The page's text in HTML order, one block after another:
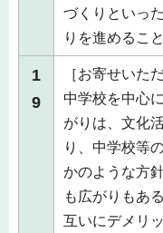
づくりといっ
りを進めるこ
1
9
［お寄せいた
中学校を中心
がりは、文化
り、中学校等
かのような方
も広がりもあ
互いにデメリ